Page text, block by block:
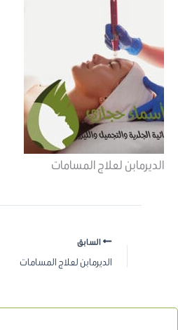
الديرمابن لعلاج المسامات
السابق
الديرمابن لعلاج المسامات